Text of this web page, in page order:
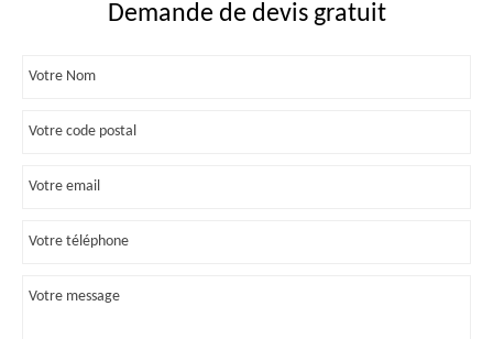
Demande de devis gratuit